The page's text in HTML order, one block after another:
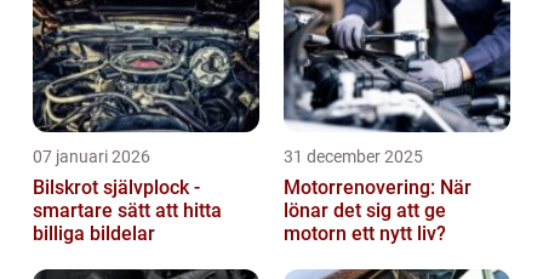
07 januari 2026
Bilskrot självplock -
smartare sätt att hitta
billiga bildelar
31 december 2025
Motorrenovering: När
lönar det sig att ge
motorn ett nytt liv?